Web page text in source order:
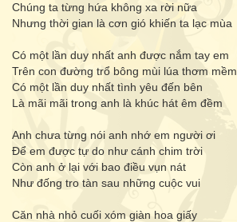
Chúng ta từng hứa không xa rời nữa
Nhưng thời gian là cơn gió khiến ta lạc mùa
Có một lần duy nhất anh được nắm tay em
Trên con đường trổ bông mùi lúa thơm mềm
Có một lần duy nhất tình yêu đến bên
Là mãi mãi trong anh là khúc hát êm đềm
Anh chưa từng nói anh nhớ em người ơi
Để em được tự do như cánh chim trời
Còn anh ở lại với bao điều vụn nát
Như đống tro tàn sau những cuộc vui
Căn nhà nhỏ cuối xóm giàn hoa giấy